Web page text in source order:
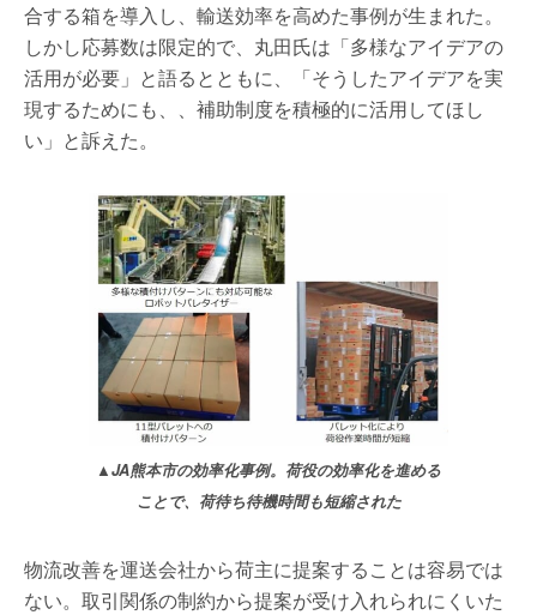
合する箱を導入し、輸送効率を高めた事例が生まれた。
しかし応募数は限定的で、丸田氏は「多様なアイデアの
活用が必要」と語るとともに、「そうしたアイデアを実
現するためにも、、補助制度を積極的に活用してほし
い」と訴えた。
▲JA熊本市の効率化事例。荷役の効率化を進める
ことで、荷待ち待機時間も短縮された
物流改善を運送会社から荷主に提案することは容易では
ない。取引関係の制約から提案が受け入れられにくいた